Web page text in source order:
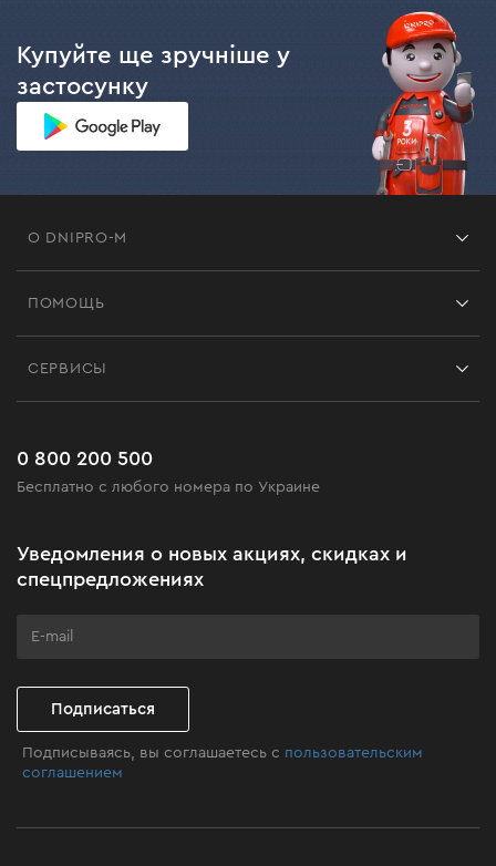
Купуйте ще зручніше у
застосунку
О DNIPRO-M
Черная пятница
Клуб мастерства
ПОМОЩЬ
Часто задаваемые вопросы
СЕРВИСЫ
0 800 200 500
Бесплатно с любого номера по Украине
Уведомления о новых акциях, скидках и
спецпредложениях
Подписаться
Подписываясь, вы соглашаетесь с пользовательским
соглашением